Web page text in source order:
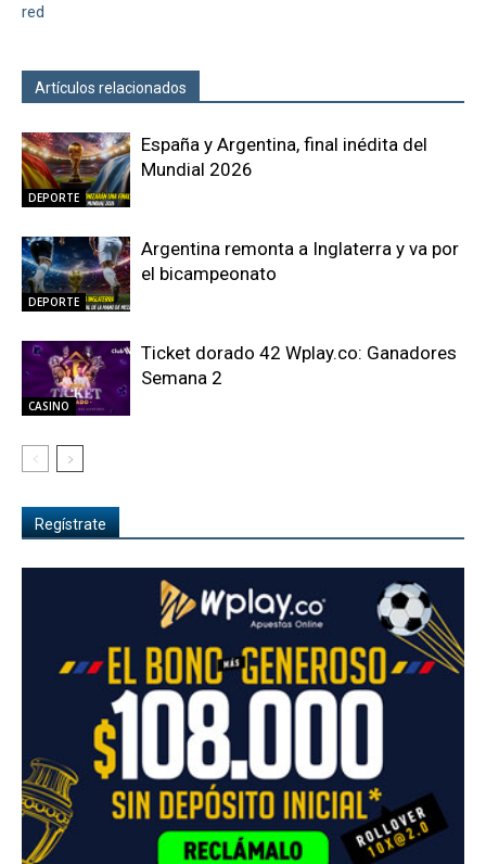
red
Artículos relacionados
DEPORTE
España y Argentina, final inédita del
Mundial 2026
DEPORTE
Argentina remonta a Inglaterra y va por
el bicampeonato
CASINO
Ticket dorado 42 Wplay.co: Ganadores
Semana 2
Regístrate